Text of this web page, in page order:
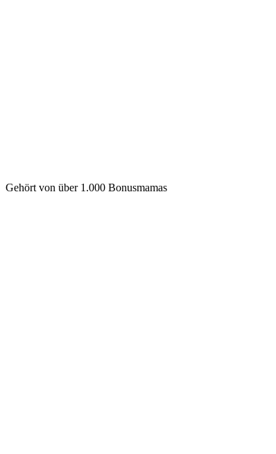
Gehört von über 1.000 Bonusmamas